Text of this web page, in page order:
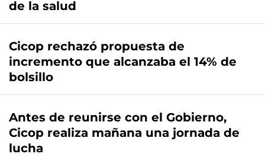
de la salud
Cicop rechazó propuesta de
incremento que alcanzaba el 14% de
bolsillo
Antes de reunirse con el Gobierno,
Cicop realiza mañana una jornada de
lucha